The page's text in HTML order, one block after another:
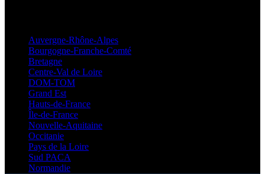
Auvergne-Rhône-Alpes
Bourgogne-Franche-Comté
Bretagne
Centre-Val de Loire
DOM-TOM
Grand Est
Hauts-de-France
Île-de-France
Nouvelle-Aquitaine
Occitanie
Pays de la Loire
Sud PACA
Normandie